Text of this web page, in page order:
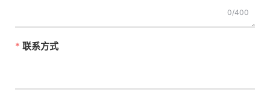
0/400
联系方式